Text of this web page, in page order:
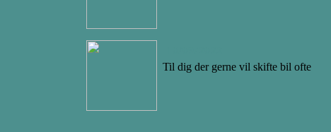
Til dig der gerne vil skifte bil ofte